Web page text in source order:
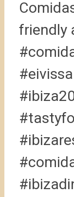
friendly